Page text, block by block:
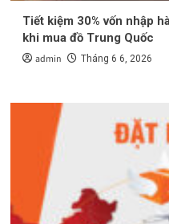
Tiết kiệm 30% vốn nhập
khi mua đồ Trung Quốc
admin Tháng 6 6, 2026